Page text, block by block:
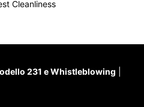
Cleanliness
231 e Whistleblowing